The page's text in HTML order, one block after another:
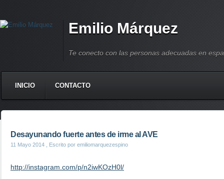
Emilio Márquez
Te conecto con las personas adecuadas en
INICIO CONTACTO
Desayunando fuerte antes de irme al AVE
11 Mayo 2014 , Escrito por emiliomarquezespino
http://instagram.com/p/n2iwKOzH0l/